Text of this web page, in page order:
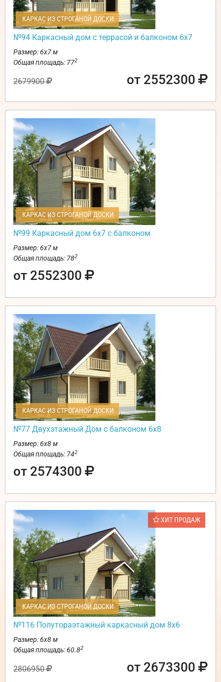
КАРКАС ИЗ СТРОГАНОЙ ДОСКИ
№94 Каркасный дом с террасой и балконом 6х7
Размер: 6х7 м
Общая площадь: 772
2679900 от 2552300
КАРКАС ИЗ СТРОГАНОЙ ДОСКИ
№99 Каркасный дом 6х7 с балконом
Размер: 6х7 м
Общая площадь: 782
от 2552300
КАРКАС ИЗ СТРОГАНОЙ ДОСКИ
№77 Двухэтажный Дом с балконом 6х8
Размер: 6х8 м
Общая площадь: 742
от 2574300
ХИТ ПРОДАЖ
КАРКАС ИЗ СТРОГАНОЙ ДОСКИ
№116 Полутораэтажный каркасный дом 8х6
Размер: 6х8 м
Общая площадь: 60.82
2806950 от 2673300